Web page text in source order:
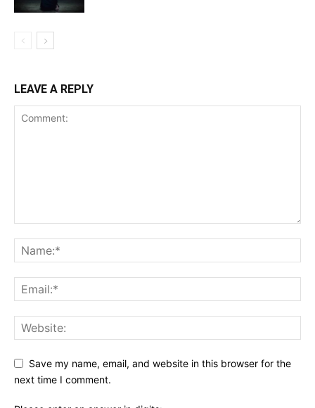
LEAVE A REPLY
Save my name, email, and website in this browser for the
next time I comment.